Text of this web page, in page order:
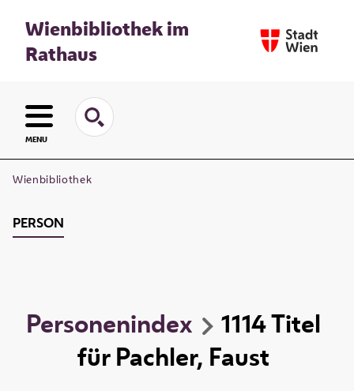
Wienbibliothek im
Rathaus
MENU
Wienbibliothek
PERSON
Personenindex 1114Titel
fürPachler, Faust